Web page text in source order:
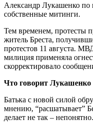
Александр Лукашенко по
собственные митинги.
Тем временем, протесты
житель Бреста,
протестов 11 августа.
милиция применяла
скорректировало
Что говорит Лукашенко
Батька с новой силой
мнению, “расшатывает”
делает не так – непонятно.